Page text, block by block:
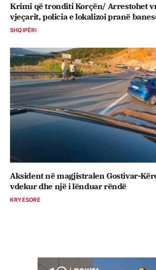
Krimi që tronditi Korçën/ Arrestohet
vjeçarit, policia e lokalizoi pranë
SHQIPËRI
Aksident në magjistralen Gostivar-
vdekur dhe një i lënduar rëndë
KRYESORE